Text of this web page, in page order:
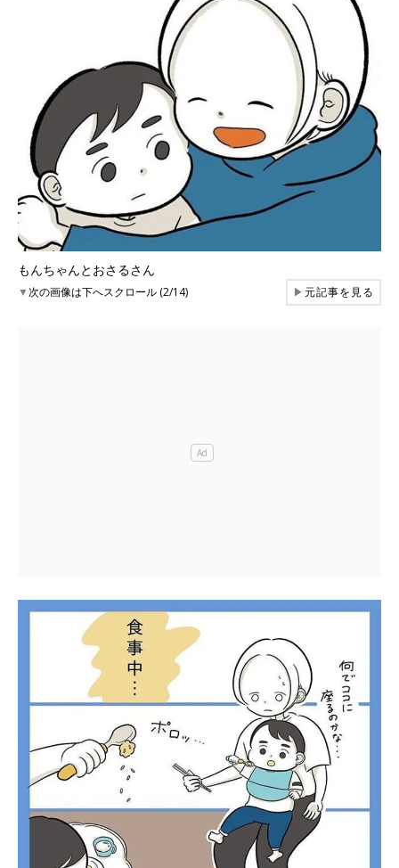
もんちゃんとおさるさん
▼次の画像は下へスクロール (2/14) ▶元記事を見る